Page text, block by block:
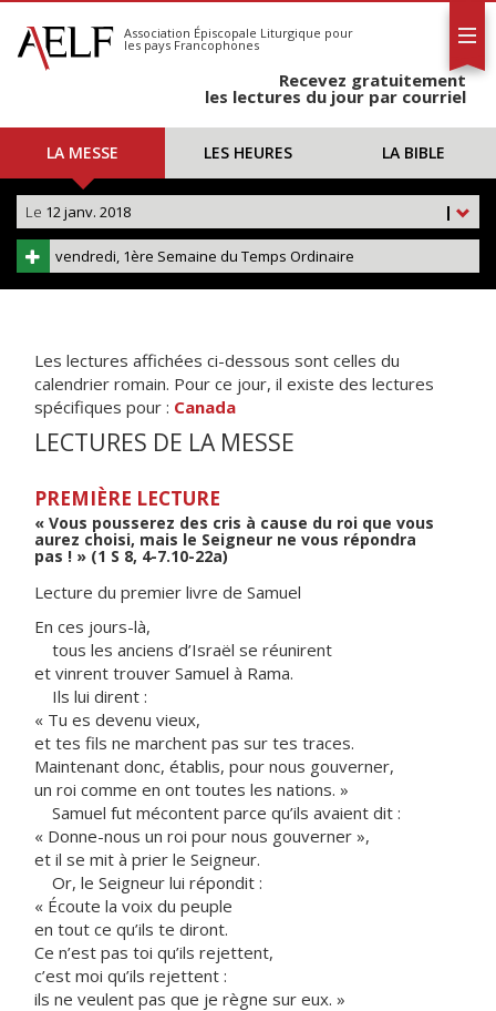
S'abonner
Calendrier
Association Épiscopale Liturgique pour
les pays Francophones
Recevez gratuitement
les lectures du jour par courriel
LA MESSE LES HEURES LA BIBLE
|
Le 12 janv. 2018
vendredi, 1ère Semaine du Temps Ordinaire
Les lectures affichées ci-dessous sont celles du
calendrier romain. Pour ce jour, il existe des lectures
spécifiques pour : Canada
LECTURES DE LA MESSE
PREMIÈRE LECTURE
« Vous pousserez des cris à cause du roi que vous
aurez choisi, mais le Seigneur ne vous répondra
pas ! » (1 S 8, 4-7.10-22a)
Lecture du premier livre de Samuel
En ces jours-là,
tous les anciens d’Israël se réunirent
et vinrent trouver Samuel à Rama.
Ils lui dirent :
« Tu es devenu vieux,
et tes fils ne marchent pas sur tes traces.
Maintenant donc, établis, pour nous gouverner,
un roi comme en ont toutes les nations. »
Samuel fut mécontent parce qu’ils avaient dit :
« Donne-nous un roi pour nous gouverner »,
et il se mit à prier le Seigneur.
Or, le Seigneur lui répondit :
« Écoute la voix du peuple
en tout ce qu’ils te diront.
Ce n’est pas toi qu’ils rejettent,
c’est moi qu’ils rejettent :
ils ne veulent pas que je règne sur eux. »